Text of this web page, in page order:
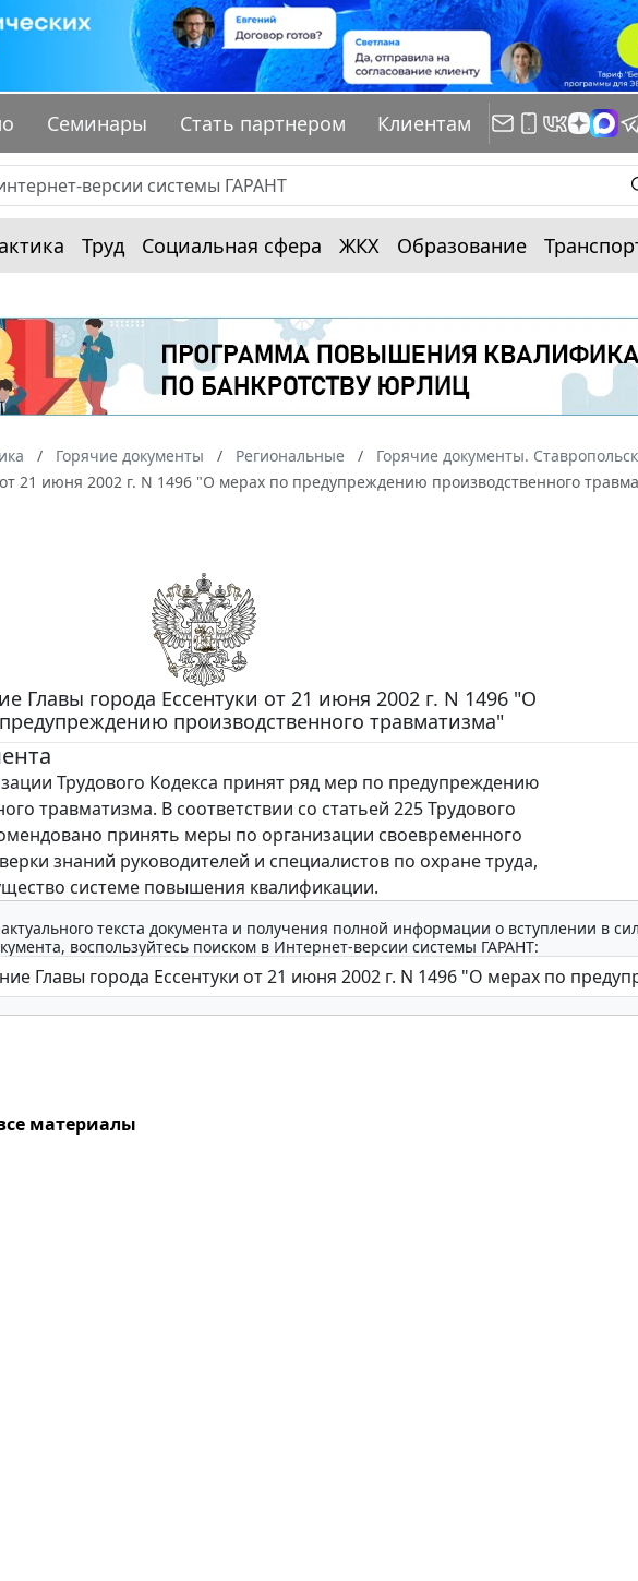
Семинары Стать партнером Клиентам
Труд Социальная сфера ЖКХ Образование
Горячие документы Региональные Горячие документы.
от 21 июня 2002 г. N 1496 "О мерах по предупреждению производственного
Главы города Ессентуки от 21 июня 2002 г. N 1496 "О
производственного травматизма"
Трудового Кодекса принят ряд мер по предупреждению
травматизма. В соответствии со статьей 225 Трудового
принять меры по организации своевременного
знаний руководителей и специалистов по охране труда,
системе повышения квалификации.
текста документа и получения полной информации о вступлении в
воспользуйтесь поиском в Интернет-версии системы ГАРАНТ:
материалы